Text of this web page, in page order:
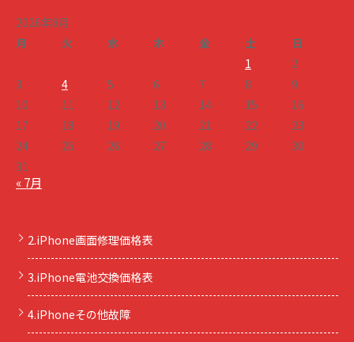
2026年8月
月
火 水 木 金 土
日
1
2
3
4 5 6 7 8
9
10
11 12 13 14 15
16
17
18 19 20 21 22
23
24
25 26 27 28 29
30
31
« 7月
2.iPhone画面修理価格表
3.iPhone電池交換価格表
4.iPhoneその他故障